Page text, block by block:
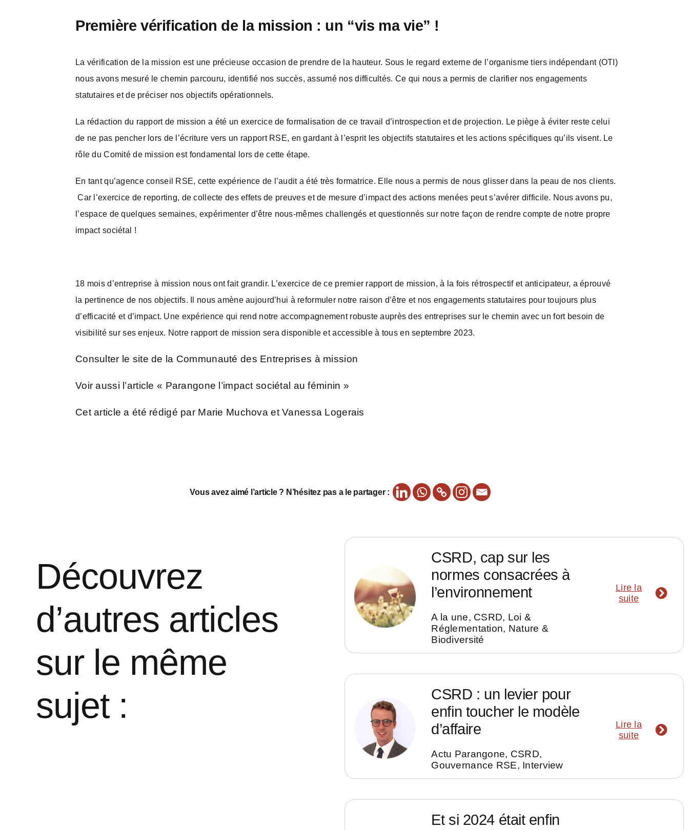
Première vérification de la mission : un “vis ma vie” !
La vérification de la mission est une précieuse occasion de prendre de la hauteur. Sous le regard externe de l’organisme tiers indépendant (OTI)
nous avons mesuré le chemin parcouru, identifié nos succès, assumé nos difficultés. Ce qui nous a permis de clarifier nos engagements
statutaires et de préciser nos objectifs opérationnels.
La rédaction du rapport de mission a été un exercice de formalisation de ce travail d’introspection et de projection. Le piège à éviter reste celui
de ne pas pencher lors de l’écriture vers un rapport RSE, en gardant à l’esprit les objectifs statutaires et les actions spécifiques qu’ils visent. Le
rôle du Comité de mission est fondamental lors de cette étape.
En tant qu’agence conseil RSE, cette expérience de l’audit a été très formatrice. Elle nous a permis de nous glisser dans la peau de nos clients.
Car l’exercice de reporting, de collecte des effets de preuves et de mesure d’impact des actions menées peut s’avérer difficile. Nous avons pu,
l’espace de quelques semaines, expérimenter d’être nous-mêmes challengés et questionnés sur notre façon de rendre compte de notre propre
impact sociétal !
18 mois d’entreprise à mission nous ont fait grandir. L’exercice de ce premier rapport de mission, à la fois rétrospectif et anticipateur, a éprouvé
la pertinence de nos objectifs. Il nous amène aujourd’hui à reformuler notre raison d’être et nos engagements statutaires pour toujours plus
d’efficacité et d’impact. Une expérience qui rend notre accompagnement robuste auprès des entreprises sur le chemin avec un fort besoin de
visibilité sur ses enjeux. Notre rapport de mission sera disponible et accessible à tous en septembre 2023.
Consulter le site de la Communauté des Entreprises à mission
Voir aussi l’article « Parangone l’impact sociétal au féminin »
Cet article a été rédigé par Marie Muchova et Vanessa Logerais
Vous avez aimé l’article ? N’hésitez pas a le partager :
Découvrez
d’autres articles
sur le même
sujet :
CSRD, cap sur les
normes consacrées à
l’environnement
A la une, CSRD, Loi &
Réglementation, Nature &
Biodiversité
Lire la
suite
CSRD : un levier pour
enfin toucher le modèle
d’affaire
Actu Parangone, CSRD,
Gouvernance RSE, Interview
Lire la
suite
Et si 2024 était enfin